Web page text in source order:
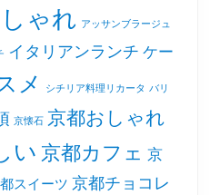
ゃれ アッサンブラージュ
イタリアンランチ ケー
メ シチリア料理リカータ バリ
京懐石 京都おしゃれ
い 京都カフェ 京
スイーツ 京都チョコレ